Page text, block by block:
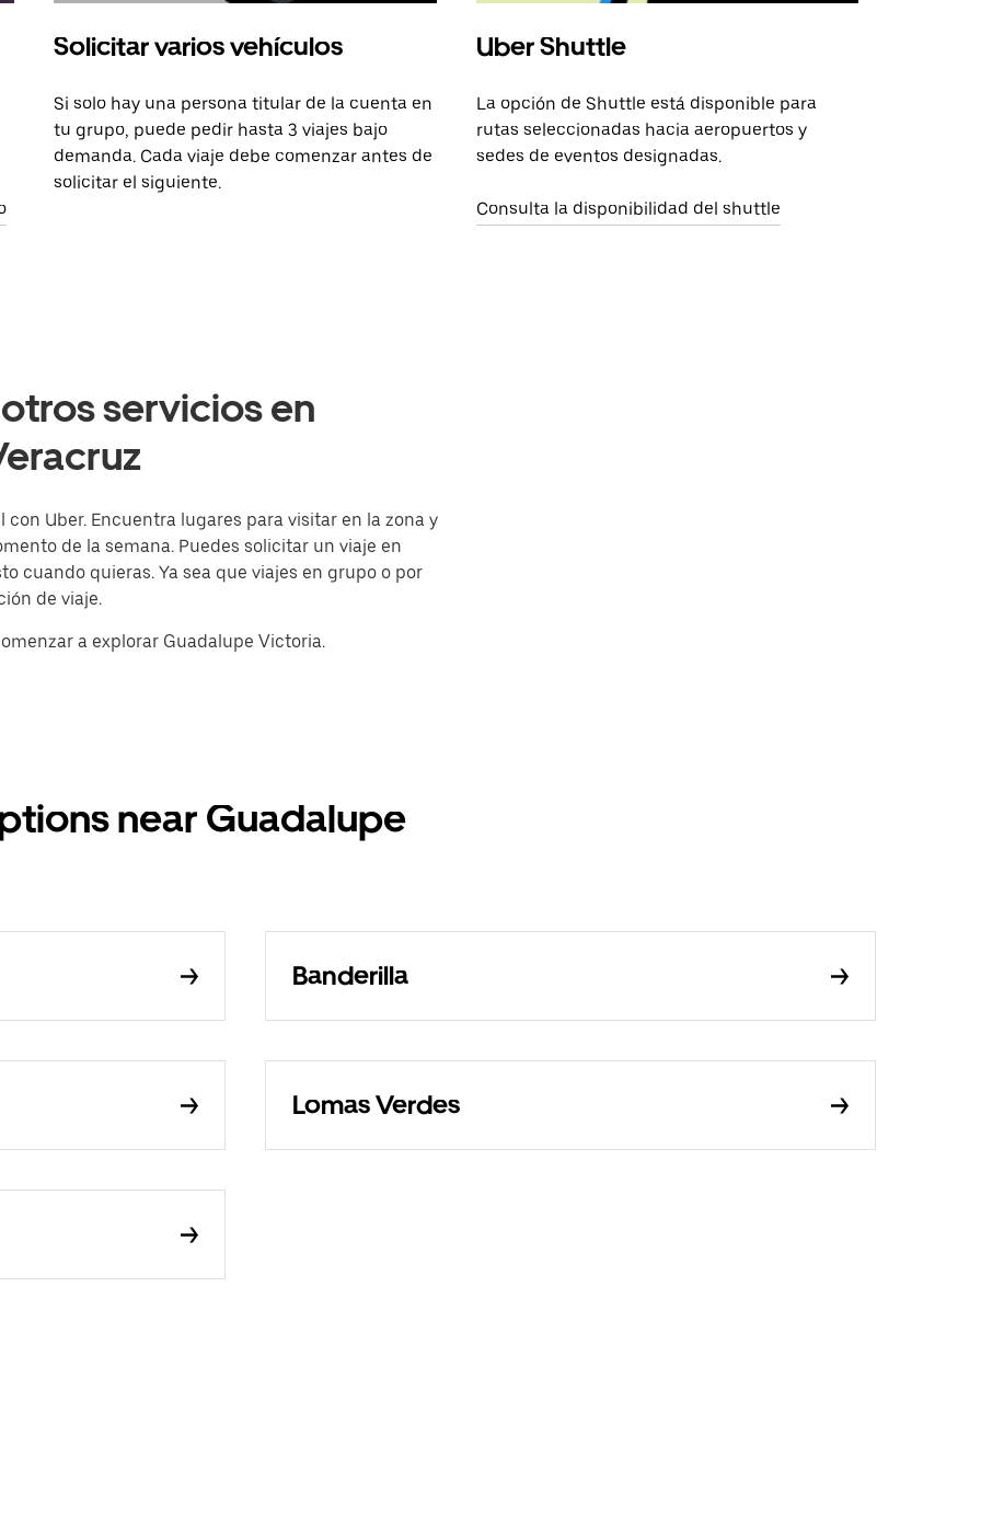
Solicitar varios vehículos
Si solo hay una persona titular de la cuenta en
tu grupo, puede pedir hasta 3 viajes bajo
demanda. Cada viaje debe comenzar antes de
solicitar el siguiente.
Uber Shuttle
La opción de Shuttle está disponible para
rutas seleccionadas hacia aeropuertos y
sedes de eventos designadas.
Consulta la disponibilidad del shuttle
servicios en
Uber. Encuentra lugares para visitar en la zona y
de la semana. Puedes solicitar un viaje en
cuando quieras. Ya sea que viajes en grupo o por
de viaje.
a explorar Guadalupe Victoria.
near Guadalupe
Banderilla
Lomas Verdes